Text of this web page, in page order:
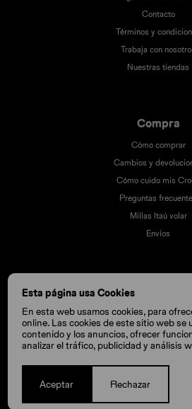
Esta página usa Cookies
En esta web usamos cookies, para
online. Las cookies de este sitio web se
contenido y los anuncios, ofrecer
analizar el tráfico, publicidad y análisis
Aceptar Rechazar
Contacto
Términos y
Trabaja con
Nuestras tiendas
Compra
Cómo comprar
Cambios y
Cómo cuido mis
Preguntas
Millas Itaú volar
Envíos
© Copyright 2026 / Crocs